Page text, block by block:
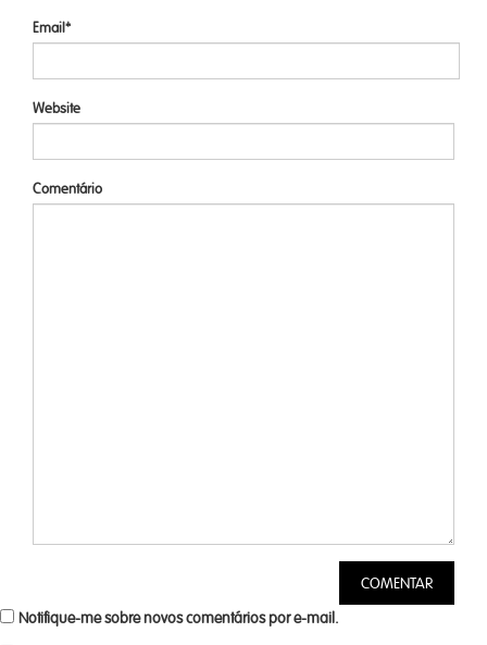
Email*
Website
Comentário
Notifique-me sobre novos comentários por e-mail.